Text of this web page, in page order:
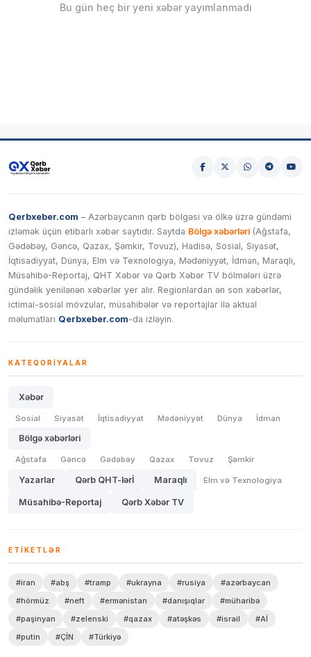
Bu gün heç bir yeni xəbər yayımlanmadı
Qerbxeber.com – Azərbaycanın qərb bölgəsi və ölkə üzrə gündəmi
izləmək üçün etibarlı xəbər saytıdır. Saytda Bölgə xəbərləri (Ağstafa,
Gədəbəy, Gəncə, Qazax, Şəmkir, Tovuz), Hadisə, Sosial, Siyasət,
İqtisadiyyat, Dünya, Elm və Texnologiya, Mədəniyyət, İdman, Maraqlı,
Müsahibə-Reportaj, QHT Xəbər və Qərb Xəbər TV bölmələri üzrə
gündəlik yenilənən xəbərlər yer alır. Regionlardan ən son xəbərlər,
ictimai-sosial mövzular, müsahibələr və reportajlar ilə aktual
məlumatları Qerbxeber.com-da izləyin.
KATEQORIYALAR
Xəbər
Sosial Siyasət İqtisadiyyat Mədəniyyət Dünya İdman
Bölgə xəbərləri
Ağstafa Gəncə Gədəbəy Qazax Tovuz Şəmkir
Yazarlar Qərb QHT-lərİ Maraqlı Elm və Texnologiya
Müsahibə-Reportaj Qərb Xəbər TV
ETIKETLƏR
#iran #abş #tramp #ukrayna #rusiya
#azərbaycan
#hörmüz
#neft #ermənistan #danışıqlar
#müharibə
#paşinyan
#zelenski #qazax #atəşkəs #israil
#Aİ
#putin
#ÇİN #Türkiyə